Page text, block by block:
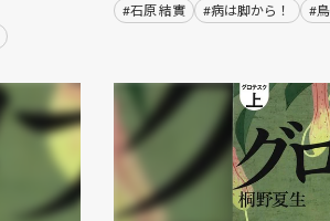
#石原 結實 #病は脚から！ #